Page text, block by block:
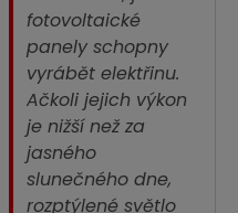
fotovoltaické
panely schopny
vyrábět elektřinu.
Ačkoli jejich výkon
je nižší než za
jasného
slunečného dne,
rozptýlené světlo